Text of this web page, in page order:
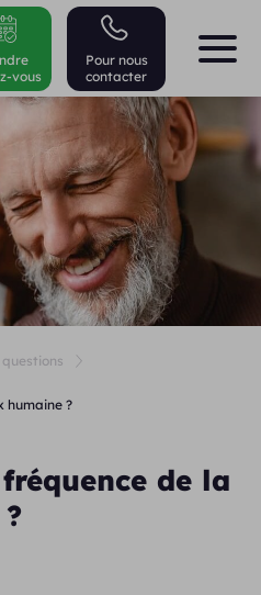
Pour nous
contacter
vous
questions
humaine ?
de la